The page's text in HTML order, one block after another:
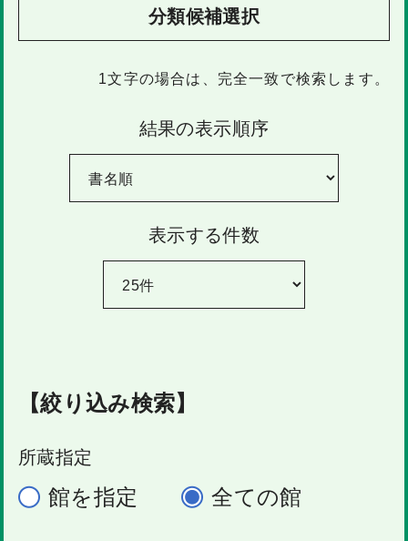
分類候補選択
1文字の場合は、完全一致で検索します。
結果の表示順序
表示する件数
【絞り込み検索】
所蔵指定
館を指定 全ての館